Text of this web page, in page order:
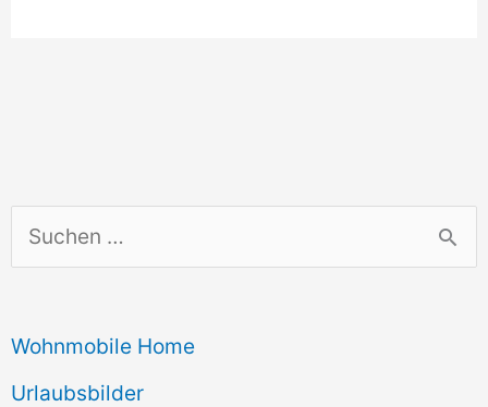
u
h
e
Wohnmobile Home
Urlaubsbilder